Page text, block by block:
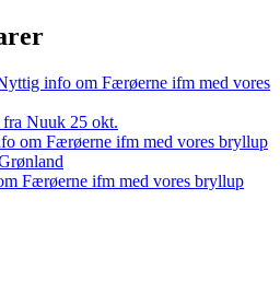
info om Færøerne ifm med vores
Nuuk 25 okt.
om Færøerne ifm med vores bryllup
Færøerne ifm med vores bryllup